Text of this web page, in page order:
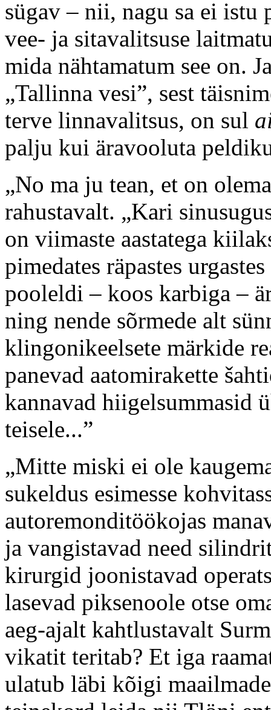
sügav – nii, nagu sa ei istu
vee- ja sitavalitsuse
mida nähtamatum see on.
„Tallinna vesi”, sest
terve linnavalitsus, on sul
palju kui äravooluta
„No ma ju tean, et on
rahustavalt. „Kari
on viimaste aastatega
pimedates räpastes
pooleldi – koos karbiga –
ning nende sõrmede alt
klingonikeelsete märkide
panevad aatomirakette
kannavad hiigelsummasid
teisele...”
„Mitte miski ei ole
sukeldus esimesse
autoremonditöökojas
ja vangistavad need
kirurgid joonistavad
lasevad piksenoole otse
aeg-ajalt kahtlustavalt
vikatit teritab? Et iga
ulatub läbi kõigi